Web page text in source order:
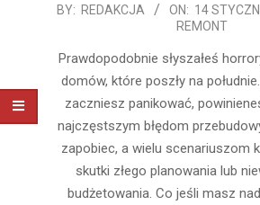
2020-
14
BY: REDAKCJA ON: 14
REMONT
Prawdopodobnie słyszałeś
domów, które poszły na
zaczniesz panikować,
najczęstszym błędom
zapobiec, a wielu scenariuszom
skutki złego planowania lub
budżetowania. Co jeśli masz